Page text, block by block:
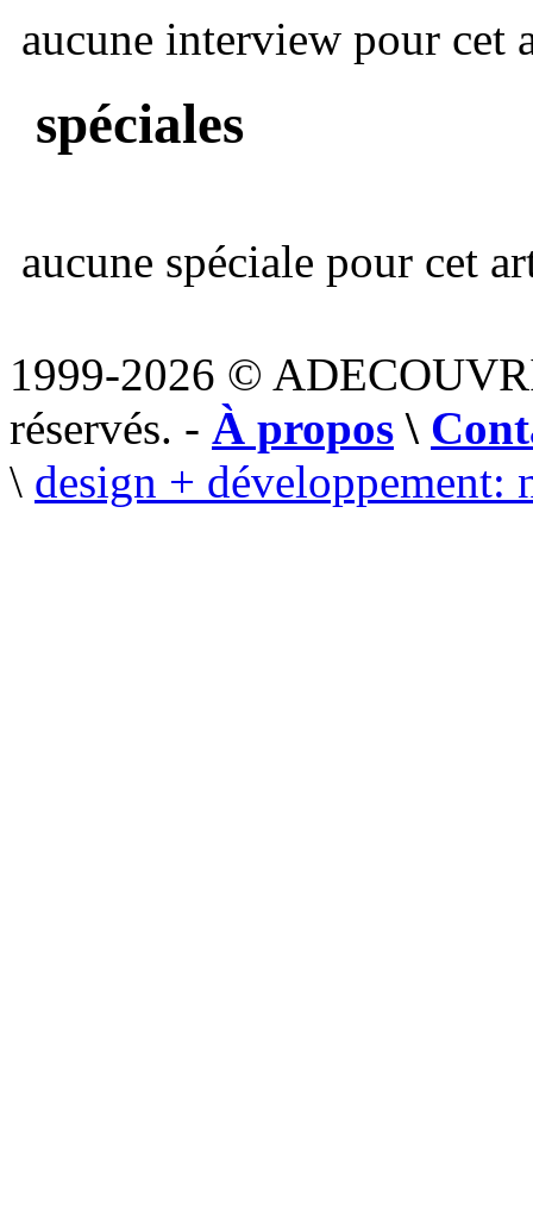
aucune interview pour cet
spéciales
aucune spéciale pour cet
1999-2026 ©
réservés. - À propos \
\ design + développement: